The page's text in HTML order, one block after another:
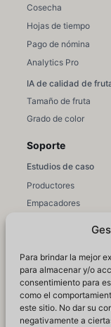
Para brindar la mejor
para almacenar y/o
consentimiento para
como el
este sitio. No dar su
negativamente a
Cosecha
Hojas de tiempo
Pago de nómina
Analytics Pro
IA de calidad de
Tamaño de fruta
Grado de color
Soporte
Estudios de caso
Productores
Empacadores
Educación
Webinars
Blog